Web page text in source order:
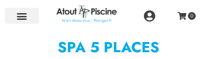
SPA 5 PLACES